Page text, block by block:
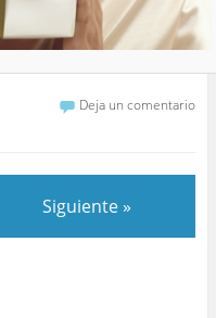
Deja un comentario
Siguiente »